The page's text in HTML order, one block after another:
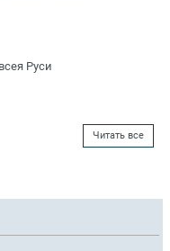
Руси
Читать все